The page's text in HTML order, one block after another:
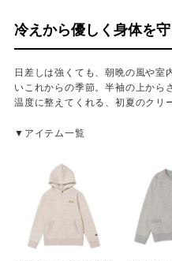
ティー
冷えから優しく身体を
日差しは強くても、朝晩の風や室
いこれからの季節。半袖の上から
温度に整えてくれる、初夏のクリ
▼アイテム一覧